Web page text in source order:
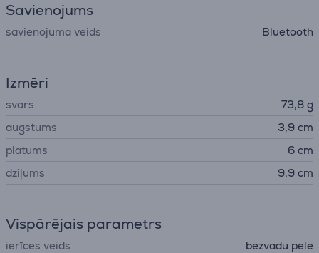
Savienojums
savienojuma veids Bluetooth
Izmēri
svars
73,8 g
augstums
3,9 cm
platums
6 cm
dziļums
9,9 cm
Vispārējais parametrs
ierīces veids
bezvadu pele